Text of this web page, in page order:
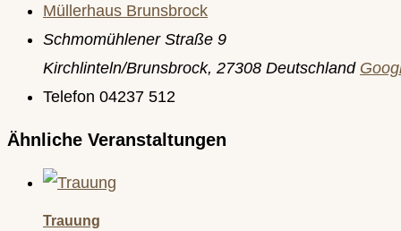
Müllerhaus Brunsbrock
Schmomühlener Straße 9
Kirchlinteln/Brunsbrock, 27308 Deutschland
Telefon 04237 512
Ähnliche Veranstaltungen
Trauung